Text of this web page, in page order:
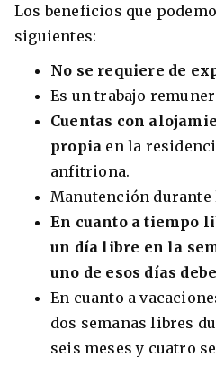
Los beneficios que
siguientes:
No se requiere de
Es un trabajo
Cuentas con
propia en la
anfitriona.
Manutención durante
En cuanto a tiempo
un día libre en la
uno de esos días
En cuanto a
dos semanas libres
seis meses y cuatro